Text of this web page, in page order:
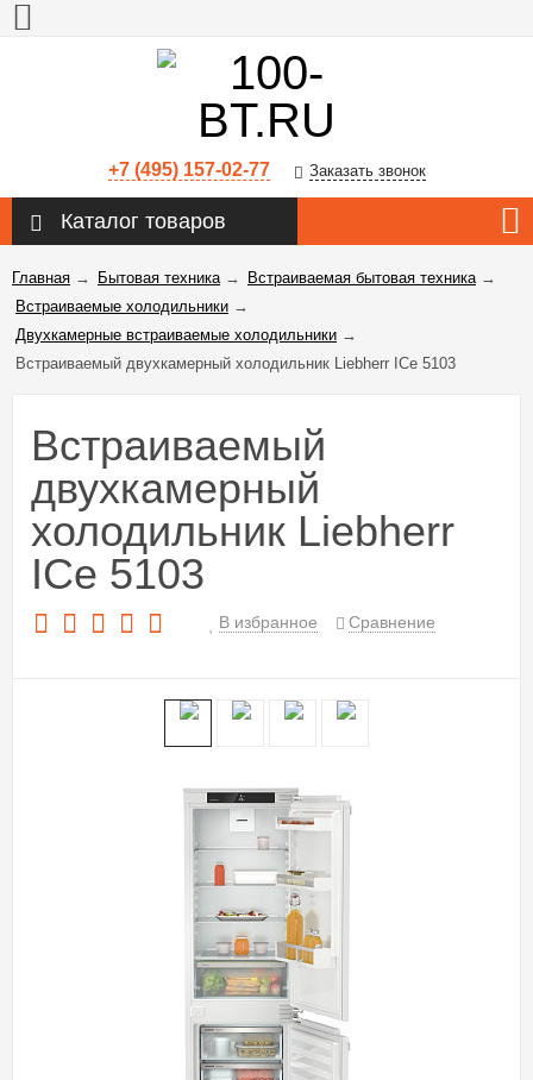
+7 (495) 157-02-77 Заказать звонок
Каталог товаров
Главная → Бытовая техника→ Встраиваемая бытовая техника→
Встраиваемые холодильники →
Двухкамерные встраиваемые холодильники →
Встраиваемый двухкамерный холодильник Liebherr ICe 5103
Встраиваемый
двухкамерный
холодильник Liebherr
ICe 5103
В избранное Сравнение